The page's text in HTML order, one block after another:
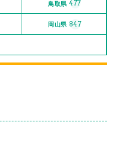
鳥取県 477
岡山県 847